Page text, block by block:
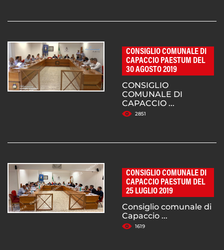
CONSIGLIO COMUNALE DI
CAPACCIO PAESTUM DEL
30 AGOSTO 2019
CONSIGLIO
COMUNALE DI
CAPACCIO ...
2851
CONSIGLIO COMUNALE DI
CAPACCIO PAESTUM DEL
25 LUGLIO 2019
Consiglio comunale di
Capaccio ...
1619